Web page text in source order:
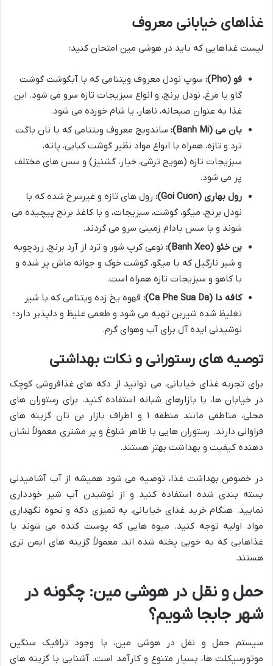
غذاهای خیابانی معروف
لیست غذاهایی که باید در هوشی مین امتحان کنید:
فو (Pho):
سوپ نودل معروف ویتنامی که با آبگوشت گوشت
گاو یا مرغ، نودل برنج، و انواع سبزیجات تازه سرو می شود. این
غذا به عنوان صبحانه، ناهار، یا شام خورده می شود.
بان می (Banh Mi):
ساندویچ معروف ویتنامی که با نان باگت
ترد و تازه، همراه با انواع مواد نظیر گوشت کبابی، پاته،
سبزیجات تازه (هویج ترشی، خیار، گشنیز) و سس های مختلف
پر می شود.
رول بهاری (Goi Cuon):
رول های تازه و غیرسرخ شده که با
نودل برنج، میگو، گوشت، سبزیجات، و با کاغذ برنج پیچیده می
شوند و با سس بادام زمینی سرو می گردند.
بن خئو (Banh Xeo):
نوعی کرپ شور و ترد از آرد برنج، زردچوبه
و شیر نارگیل که با میگو، گوشت خوک و جوانه ماش پر شده و
با کاهو و سبزیجات تازه همراه است.
کافه دا (Ca Phe Sua Da):
قهوه یخ زده ویتنامی که با شیر
تغلیظ شده شیرین تهیه می شود و طعمی غلیظ و دلپذیر دارد؛
نوشیدنی ایده آل برای آب وهوای گرم.
توصیه های رستورانی و نکات بهداشتی
برای تجربه غذای خیابانی، می توانید از دکه های غذافروشی کوچک
در خیابان ها، یا بازارهای شبانه استفاده کنید. برای رستوران های
محلی، مناطقی مانند منطقه ۱ و اطراف بازار بن تان گزینه های
فراوانی دارند. رستوران هایی با ظاهر شلوغ و پر مشتری معمولاً نشان
دهنده کیفیت و بهداشت بهتر هستند.
در خصوص بهداشت غذا، توصیه می شود همیشه از آب آشامیدنی
بسته بندی شده استفاده کنید و از نوشیدن آب شیر خودداری
نمایید. هنگام خرید غذای خیابانی، به تمیزی دکه و نحوه نگهداری
مواد اولیه توجه کنید. میوه هایی که پوست کنده می شوند یا
غذاهایی که به خوبی پخته شده اند، معمولاً گزینه های ایمن تری
هستند.
حمل و نقل در هوشی مین: چگونه در
شهر جابجا شویم؟
سیستم حمل و نقل در هوشی مین، با وجود ترافیک سنگین
موتورسیکلت ها، بسیار متنوع و کارآمد است. آشنایی با گزینه های